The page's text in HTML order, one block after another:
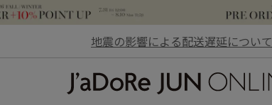
地震の影響による配送遅延について